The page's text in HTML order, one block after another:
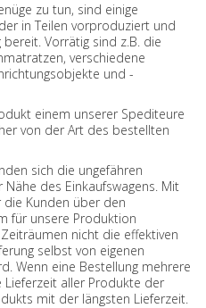
zu tun, sind einige
in Teilen vorproduziert und
Vorrätig sind z.B. die
verschiedene
und -
einem unserer Spediteure
von der Art des bestellten
sich die ungefähren
des Einkaufswagens. Mit
die Kunden über den
für unsere Produktion
nicht die effektiven
selbst von eigenen
Wenn eine Bestellung mehrere
aller Produkte der
mit der längsten Lieferzeit.